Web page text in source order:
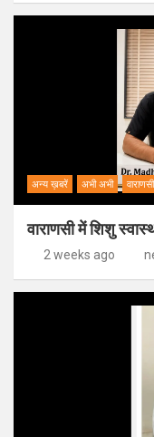
अन्य ख़बरें अभी अभी वाराणसी
वाराणसी में शिशु
2 weeks ago